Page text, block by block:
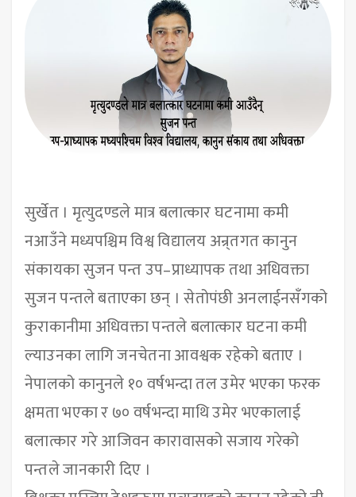
सुर्खेत । मृत्युदण्डले मात्र बलात्कार घटनामा कमी
नआउँने मध्यपश्चिम विश्व विद्यालय अन्र्तगत कानुन
संकायका सुजन पन्त उप–प्राध्यापक तथा अधिवक्ता
सुजन पन्तले बताएका छन् । सेतोपंछी अनलाईनसँगको
कुराकानीमा अधिवक्ता पन्तले बलात्कार घटना कमी
ल्याउनका लागि जनचेतना आवश्वक रहेको बताए ।
नेपालको कानुनले १० वर्षभन्दा तल उमेर भएका फरक
क्षमता भएका र ७० वर्षभन्दा माथि उमेर भएकालाई
बलात्कार गरे आजिवन कारावासको सजाय गरेको
पन्तले जानकारी दिए ।